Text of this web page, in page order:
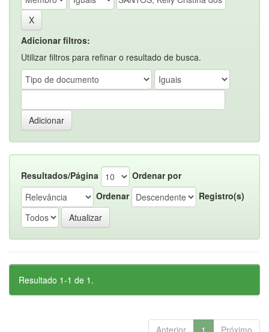
Adicionar filtros:
Utilizar filtros para refinar o resultado de busca.
Resultados/Página
Ordenar por
Ordenar
Registro(s)
Resultado 1-1 de 1.
Anterior 1 Próximo